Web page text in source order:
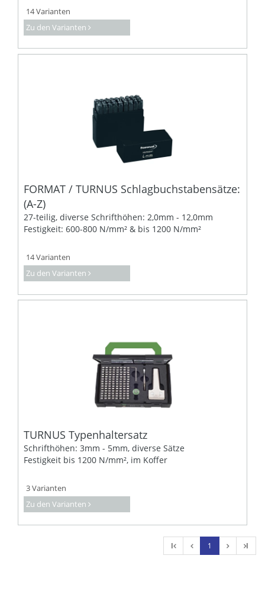
14 Varianten
Zu den Varianten
FORMAT / TURNUS Schlagbuchstabensätze:
(A-Z)
27-teilig, diverse Schrifthöhen: 2,0mm - 12,0mm
Festigkeit: 600-800 N/mm² & bis 1200 N/mm²
14 Varianten
Zu den Varianten
TURNUS Typenhaltersatz
Schrifthöhen: 3mm - 5mm, diverse Sätze
Festigkeit bis 1200 N/mm², im Koffer
3 Varianten
Zu den Varianten
l 1 l